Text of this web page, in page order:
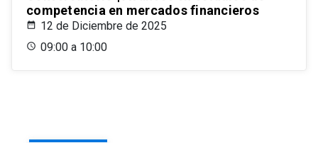
competencia en mercados financieros
12 de Diciembre de 2025
09:00 a 10:00